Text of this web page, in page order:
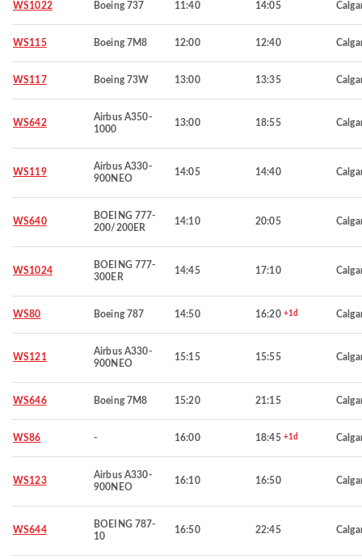
WS1022 Boeing 737 11:40 14:05
WS115 Boeing 7M8 12:00 12:40
WS117 Boeing 73W 13:00 13:35
WS642
Airbus A350-
1000
13:00 18:55
WS119
Airbus A330-
900NEO
14:05 14:40
WS640
BOEING 777-
200/200ER
14:10 20:05
WS1024
BOEING 777-
300ER
14:45 17:10
WS80 Boeing 787 14:50 16:20 +1d
WS121
Airbus A330-
900NEO
15:15 15:55
WS646 Boeing 7M8 15:20 21:15
WS86 - 16:00 18:45 +1d
WS123
Airbus A330-
900NEO
16:10 16:50
WS644
BOEING 787-
10
16:50 22:45